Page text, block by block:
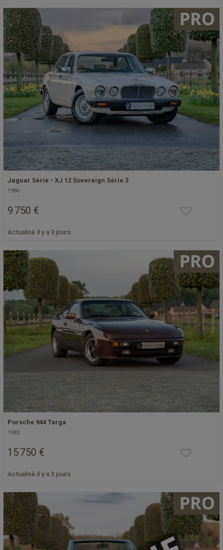
Jaguar Série - XJ 12 Sovereign Série 3
1986
9 750 €
Actualisé il y a 3 jours
Porsche 944 Targa
1983
15 750 €
Actualisé il y a 3 jours